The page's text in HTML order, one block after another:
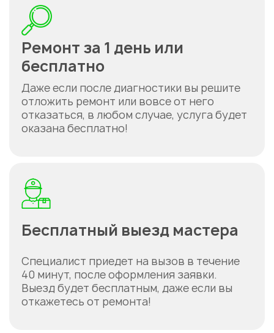
Ремонт за 1 день или
бесплатно
Даже если после диагностики вы решите
отложить ремонт или вовсе от него
отказаться, в любом случае, услуга будет
оказана бесплатно!
Бесплатный выезд мастера
Специалист приедет на вызов в течение
40 минут, после оформления заявки.
Выезд будет бесплатным, даже если вы
откажетесь от ремонта!